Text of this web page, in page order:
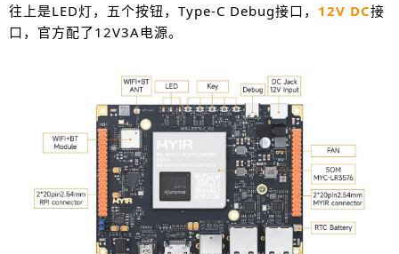
往上是LED灯，五个按钮，Type-C Debug接口， 12V DC接
口，官方配了12V3A电源。